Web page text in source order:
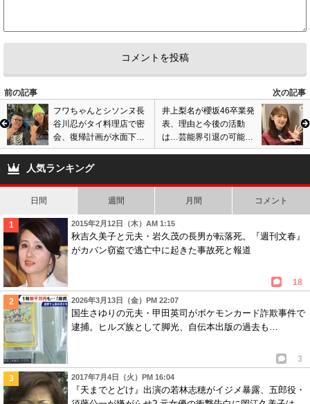
前の記事
次の記事
フワちゃんとシソンヌ長
谷川忍がタイ料理店で密
会、復帰計画が水面下で
進行中。YouTubeやテレ
ビ出演の話も…
井上梨名が櫻坂46卒業発
表、理由と今後の活動
は…芸能界引退の可能性
ありファンから悲鳴相次
人気ランキング
日間 週間 月間 コメント
2015年2月12日（木）AM 1:15
秋吉久美子と元夫・岩久茂の長男が転落死。『週刊文春』
がカバン窃盗で逃亡中に起きた事故死と報道
18
2026年3月13日（金）PM 22:07
国生さゆりの元夫・甲田英司がポケモンカード詐欺事件で
逮捕。ヒルズ族として脚光、自伝本出版の過去も…
3
2017年7月4日（火）PM 16:04
『天までとどけ』出演の若林志穂がイジメ暴露、五郎役・